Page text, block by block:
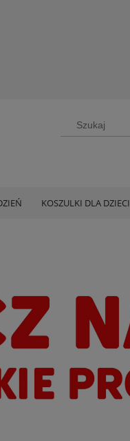
KOSZULKI DLA DZIECI